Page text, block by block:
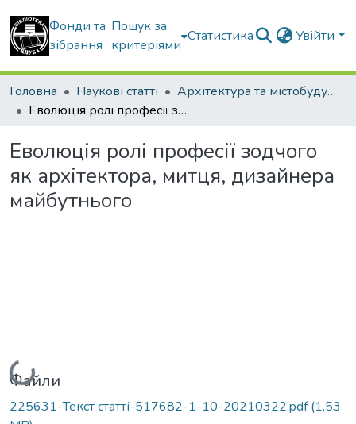
Фонди та
зібрання
Пошук за
критеріями
Статистика Увійти
Головна Наукові статті
Архітектура та містобудування
Еволюція ролі професії зодчого як архітектора, митця, дизайнера майбутнього
Еволюція ролі професії зодчого
як архітектора, митця, дизайнера
майбутнього
Вантажиться...
Файли
225631-Текст статті-517682-1-10-20210322.pdf(1,53